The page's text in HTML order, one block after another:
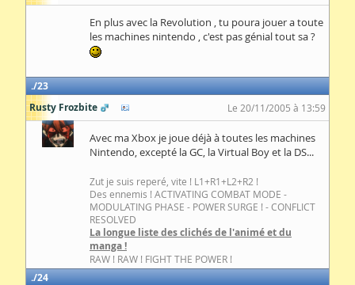
En plus avec la Revolution , tu poura jouer a toute
les machines nintendo , c'est pas génial tout sa ?
23
Rusty Frozbite
Le 20/11/2005 à 13:59
Avec ma Xbox je joue déjà à toutes les machines
Nintendo, excepté la GC, la Virtual Boy et la DS...
Zut je suis reperé, vite ! L1+R1+L2+R2 !
Des ennemis ! ACTIVATING COMBAT MODE -
MODULATING PHASE - POWER SURGE ! - CONFLICT
RESOLVED
La longue liste des clichés de l'animé et du
manga !
RAW ! RAW ! FIGHT THE POWER !
24